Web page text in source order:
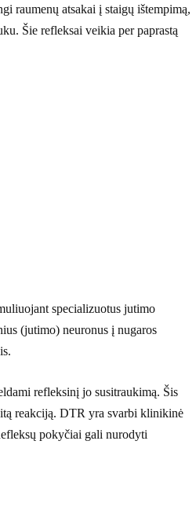
raumenų atsakai į staigų ištempimą,
Šie refleksai veikia per paprastą
specializuotus jutimo
(jutimo) neuronus į nugaros
refleksinį jo susitraukimą. Šis
reakciją. DTR yra svarbi klinikinė
pokyčiai gali nurodyti